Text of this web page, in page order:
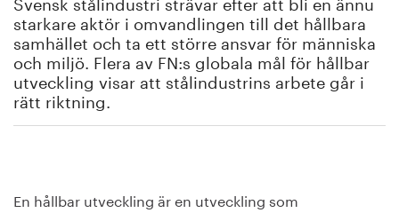
Energi/miljö
Vi tycker
Publicerat
starkare aktör i omvandlingen till det hållbara
samhället och ta ett större ansvar för människa
och miljö. Flera av FN:s globala mål för hållbar
utveckling visar att stålindustrins arbete går i
rätt riktning.
En hållbar utveckling är en utveckling som